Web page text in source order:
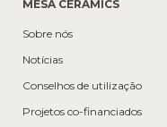
MESA CERAMICS
Sobre nós
Notícias
Conselhos de utilização
Projetos co-financiados